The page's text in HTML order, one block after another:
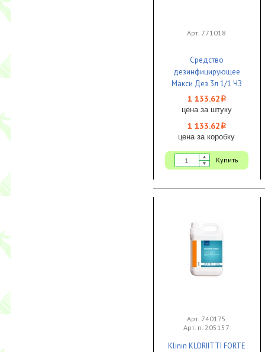
Арт. 771018
Средство
дезинфицирующее
Макси Дез 3л 1/1 ЧЗ
1 133.62 i
цена за штуку
1 133.62 i
цена за коробку
Купить
Арт. 740175
Арт. п. 205157
Klinin KLORIITTI FORTE